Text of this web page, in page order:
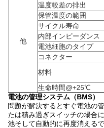
他
温度較差の排出
保管温度の範囲
サイクル寿命
内部インピーダンス
電池細胞のタイプ
コネクター
材料
生命時間@+25℃
電池の管理システム（BMS）
問題が解決するとすぐ電池の
たは積み過ぎスイッチの場合
池そして自動的に再度消えるで